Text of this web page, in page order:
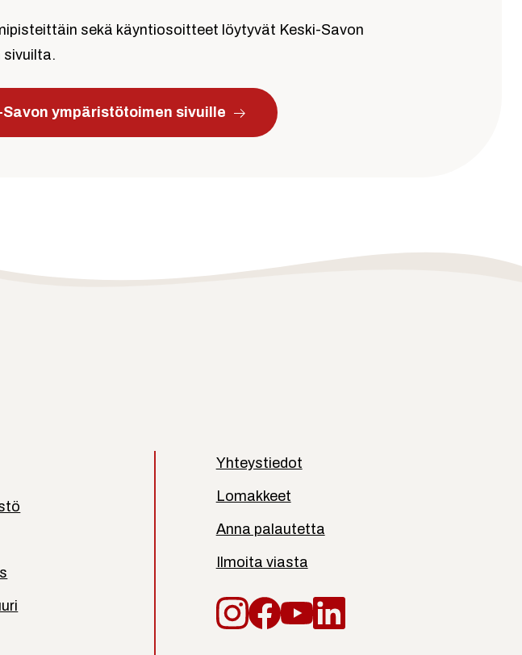
sekä käyntiosoitteet löytyvät Keski-Savon
Savon ympäristötoimen sivuille
Yhteystiedot
Lomakkeet
Anna palautetta
Ilmoita viasta
Instagram
Facebook
YouTube
LinkedIn